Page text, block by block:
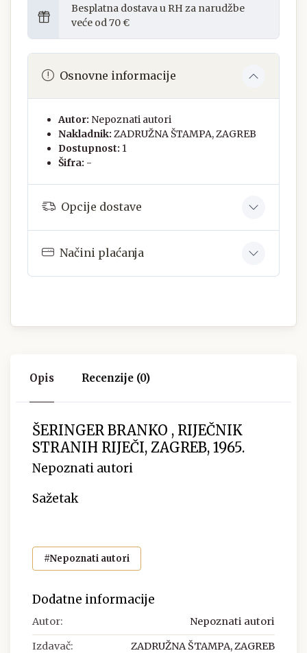
Besplatna dostava u RH za narudžbe
veće od 70 €
Osnovne informacije
Autor: Nepoznati autori
Nakladnik: ZADRUŽNA ŠTAMPA, ZAGREB
Dostupnost: 1
Šifra: -
Opcije dostave
Načini plaćanja
Opis Recenzije (0)
ŠERINGER BRANKO , RIJEČNIK
STRANIH RIJEČI, ZAGREB, 1965.
Nepoznati autori
Sažetak
#Nepoznati autori
Dodatne informacije
Autor: Nepoznati autori
Izdavač: ZADRUŽNA ŠTAMPA, ZAGREB